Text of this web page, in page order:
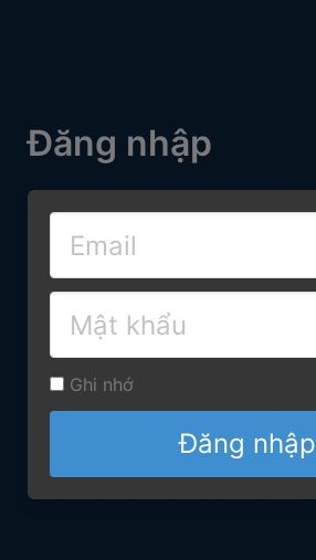
Đăng nhập
Ghi nhớ
Đăng nhập